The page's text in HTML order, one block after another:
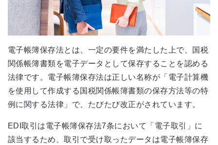
電子帳簿保存法とは、一定の要件を満たした上で、国税
関係帳簿書類を電子データとして保存することを認める
法律です。電子帳簿保存法は正しい名称が「電子計算機
を使用して作成する国税関係帳簿書類の保存方法等の特
例に関する法律」で、たびたび改正がされています。
EDI取引は電子帳簿保存法7条において「電子取引」に
該当するため、取引で受け取ったデータは電子帳簿保存